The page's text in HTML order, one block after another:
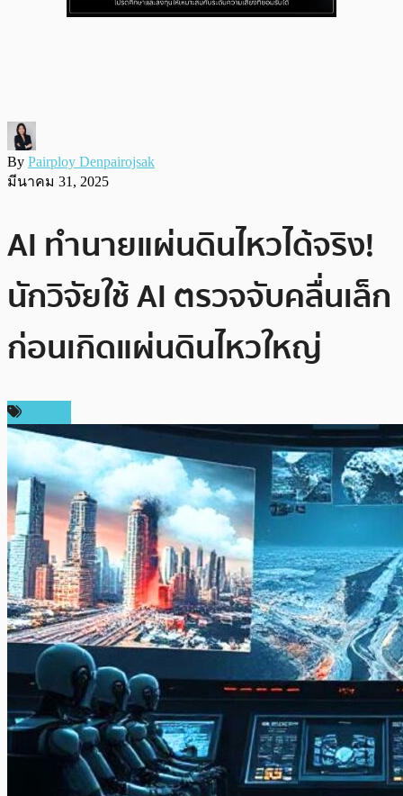
By Pairploy Denpairojsak
มีนาคม 31, 2025
AI ทำนายแผ่นดินไหวได้จริง!
นักวิจัยใช้ AI ตรวจจับคลื่นเล็ก
ก่อนเกิดแผ่นดินไหวใหญ่